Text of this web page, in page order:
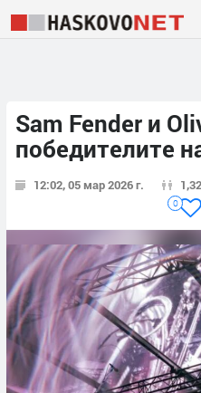
Sam Fender и
победителите
12:02, 05 мар 2026 г.
0